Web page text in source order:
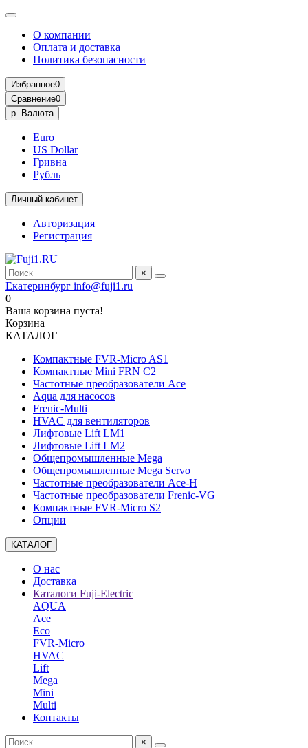
О компании
Оплата и доставка
Политика безопасности
Избранное0
Сравнение0
р. Валюта
Euro
US Dollar
Гривна
Рубль
Личный кабинет
Авторизация
Регистрация
×
Екатеринбург info@fuji1.ru
0
Ваша корзина пуста!
Корзина
КАТАЛОГ
Компактные FVR-Micro AS1
Компактные Mini FRN C2
Частотные преобразователи Ace
Aqua для насосов
Frenic-Multi
HVAC для вентиляторов
Лифтовые Lift LM1
Лифтовые Lift LM2
Общепромышленные Mega
Общепромышленные Mega Servo
Частотные преобразователи Ace-H
Частотные преобразователи Frenic-VG
Компактные FVR-Micro S2
Опции
КАТАЛОГ
О нас
Доставка
Каталоги Fuji-Electric
AQUA
Ace
Eco
FVR-Micro
HVAC
Lift
Mega
Mini
Multi
Контакты
×